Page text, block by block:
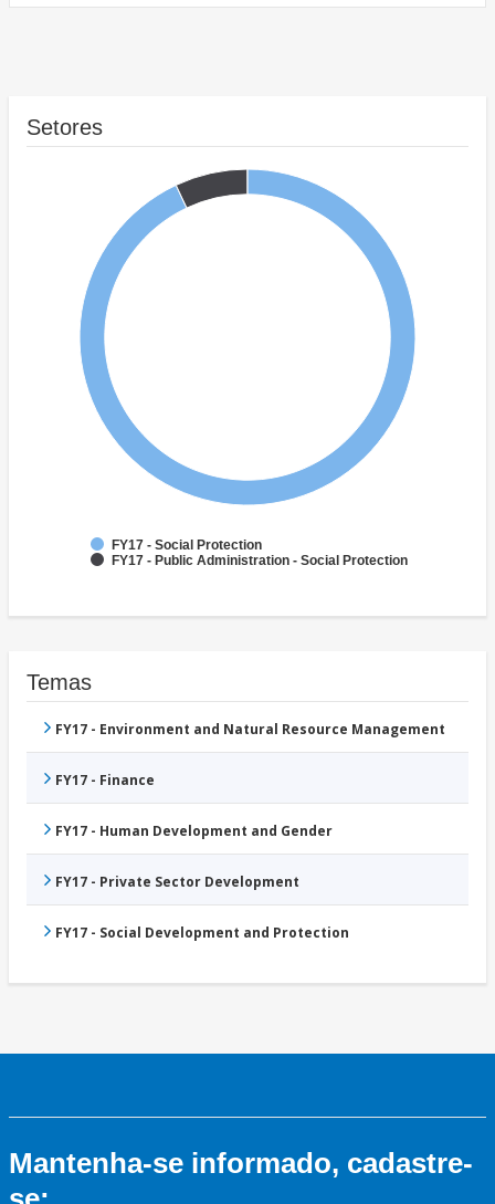
Setores
FY17 - Social Protection
FY17 - Public Administration - Social Protection
Temas
FY17 - Environment and Natural Resource Management
FY17 - Finance
FY17 - Human Development and Gender
FY17 - Private Sector Development
FY17 - Social Development and Protection
Mantenha-se informado, cadastre-